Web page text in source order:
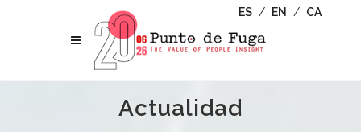
ES / EN / CA
Actualidad